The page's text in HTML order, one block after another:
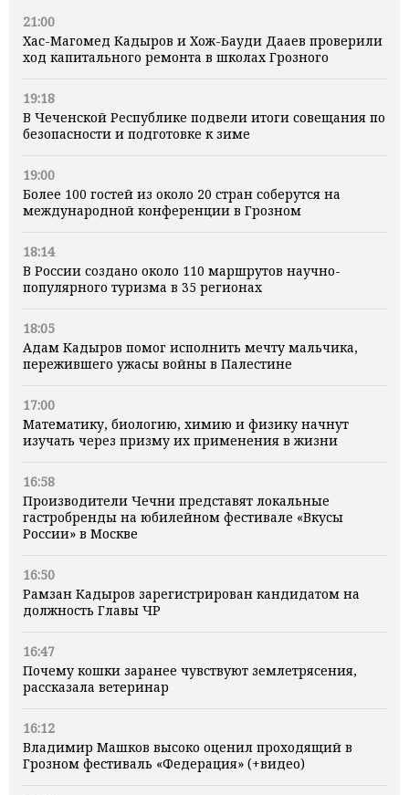
21:00
Хас-Магомед Кадыров и Хож-Бауди Дааев проверили
ход капитального ремонта в школах Грозного
19:18
В Чеченской Республике подвели итоги совещания по
безопасности и подготовке к зиме
19:00
Более 100 гостей из около 20 стран соберутся на
международной конференции в Грозном
18:14
В России создано около 110 маршрутов научно-
популярного туризма в 35 регионах
18:05
Адам Кадыров помог исполнить мечту мальчика,
пережившего ужасы войны в Палестине
17:00
Математику, биологию, химию и физику начнут
изучать через призму их применения в жизни
16:58
Производители Чечни представят локальные
гастробренды на юбилейном фестивале «Вкусы
России» в Москве
16:50
Рамзан Кадыров зарегистрирован кандидатом на
должность Главы ЧР
16:47
Почему кошки заранее чувствуют землетрясения,
рассказала ветеринар
16:12
Владимир Машков высоко оценил проходящий в
Грозном фестиваль «Федерация» (+видео)